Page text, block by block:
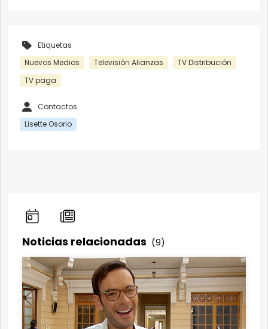
Etiquetas
Nuevos Medios
Televisión Alianzas
TV Distribución
TV paga
Contactos
Lisette Osorio
Noticias relacionadas (9)